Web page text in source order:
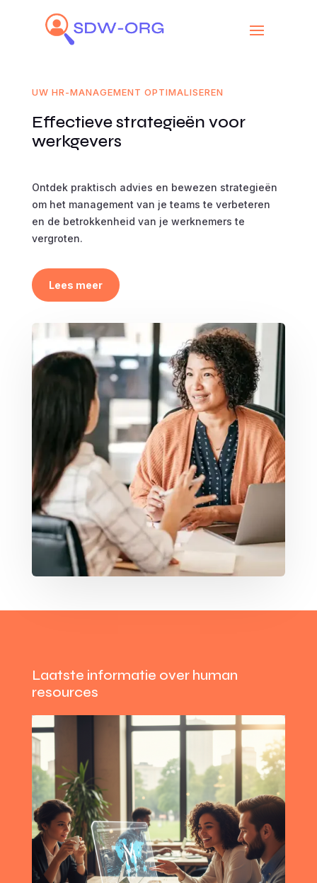
UW HR-MANAGEMENT OPTIMALISEREN
Effectieve strategieën voor
werkgevers
Ontdek praktisch advies en bewezen strategieën
om het management van je teams te verbeteren
en de betrokkenheid van je werknemers te
vergroten.
Lees meer
Laatste informatie over human
resources